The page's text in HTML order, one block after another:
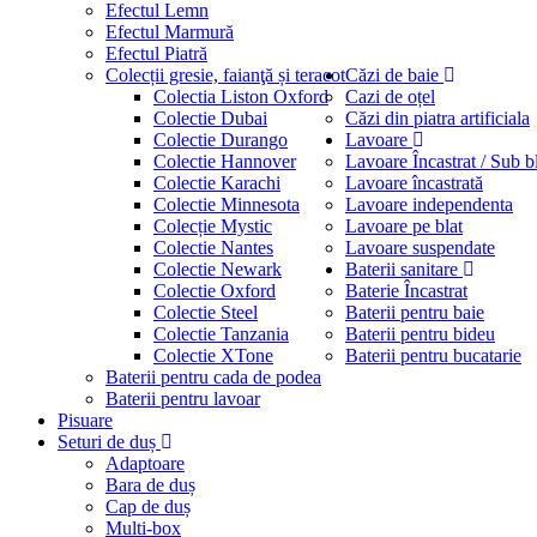
Efectul Lemn
Efectul Marmură
Efectul Piatră
Colecții gresie, faianţă și teracot
Colectia Liston Oxford
Colectie Dubai
Colectie Durango
Colectie Hannover
Colectie Karachi
Colectie Minnesota
Colecție Mystic
Colectie Nantes
Colectie Newark
Colectie Oxford
Colectie Steel
Colectie Tanzania
Colectie XTone
Căzi de baie
Cazi de oțel
Căzi din piatra artificiala
Lavoare
Lavoare Încastrat / Sub
Lavoare încastrată
Lavoare independenta
Lavoare pe blat
Lavoare suspendate
Baterii sanitare
Baterie Încastrat
Baterii pentru baie
Baterii pentru bideu
Baterii pentru bucatarie
Baterii pentru cada de podea
Baterii pentru lavoar
Pisuare
Seturi de duș
Adaptoare
Bara de duș
Cap de duș
Multi-box